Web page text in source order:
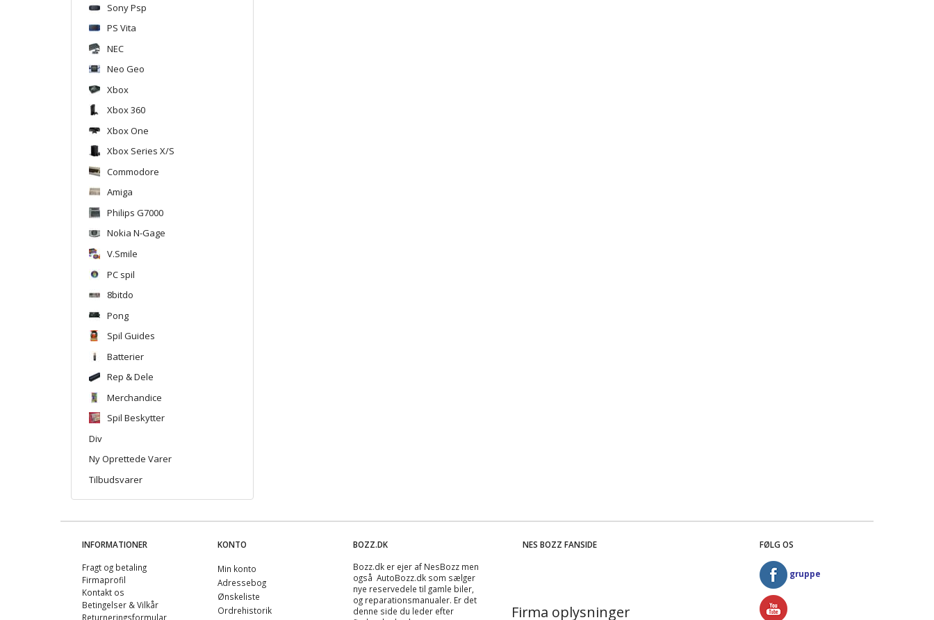
Sony Psp
PS Vita
NEC
Neo Geo
Xbox
Xbox 360
Xbox One
Xbox Series X/S
Commodore
Amiga
Philips G7000
Nokia N-Gage
V.Smile
PC spil
8bitdo
Pong
Spil Guides
Batterier
Rep & Dele
Merchandice
Spil Beskytter
Div
Ny Oprettede Varer
Tilbudsvarer
INFORMATIONER
Fragt og betaling
Firmaprofil
Kontakt os
Betingelser & Vilkår
Returneringsformular
KONTO
Min konto
Adressebog
Ønskeliste
Ordrehistorik
BOZZ.DK
Bozz.dk er ejer af NesBozz men
også AutoBozz.dk som sælger
nye reservedele til gamle biler,
og reparationsmanualer. Er det
denne side du leder efter
NES BOZZ FANSIDE
Firma oplysninger
FØLG OS
gruppe